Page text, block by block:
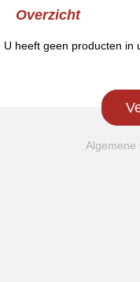
Overzicht
U heeft geen producten in
Algemene